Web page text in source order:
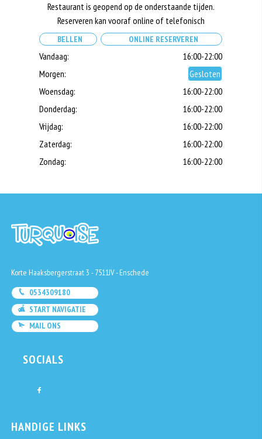
Restaurant is geopend op de onderstaande tijden.
Reserveren kan vooraf online of telefonisch
BELLEN ONLINE RESERVEREN
Vandaag:
16:00-22:00
Morgen:
Gesloten
Woensdag:
16:00-22:00
Donderdag:
16:00-22:00
Vrijdag:
16:00-22:00
Zaterdag:
16:00-22:00
Zondag:
16:00-22:00
Korte Haaksbergerstraat 3 - 7511JV - Enschede
0534309180
START NAVIGATIE
MAIL ONS
SOCIALS
HANDIGE LINKS